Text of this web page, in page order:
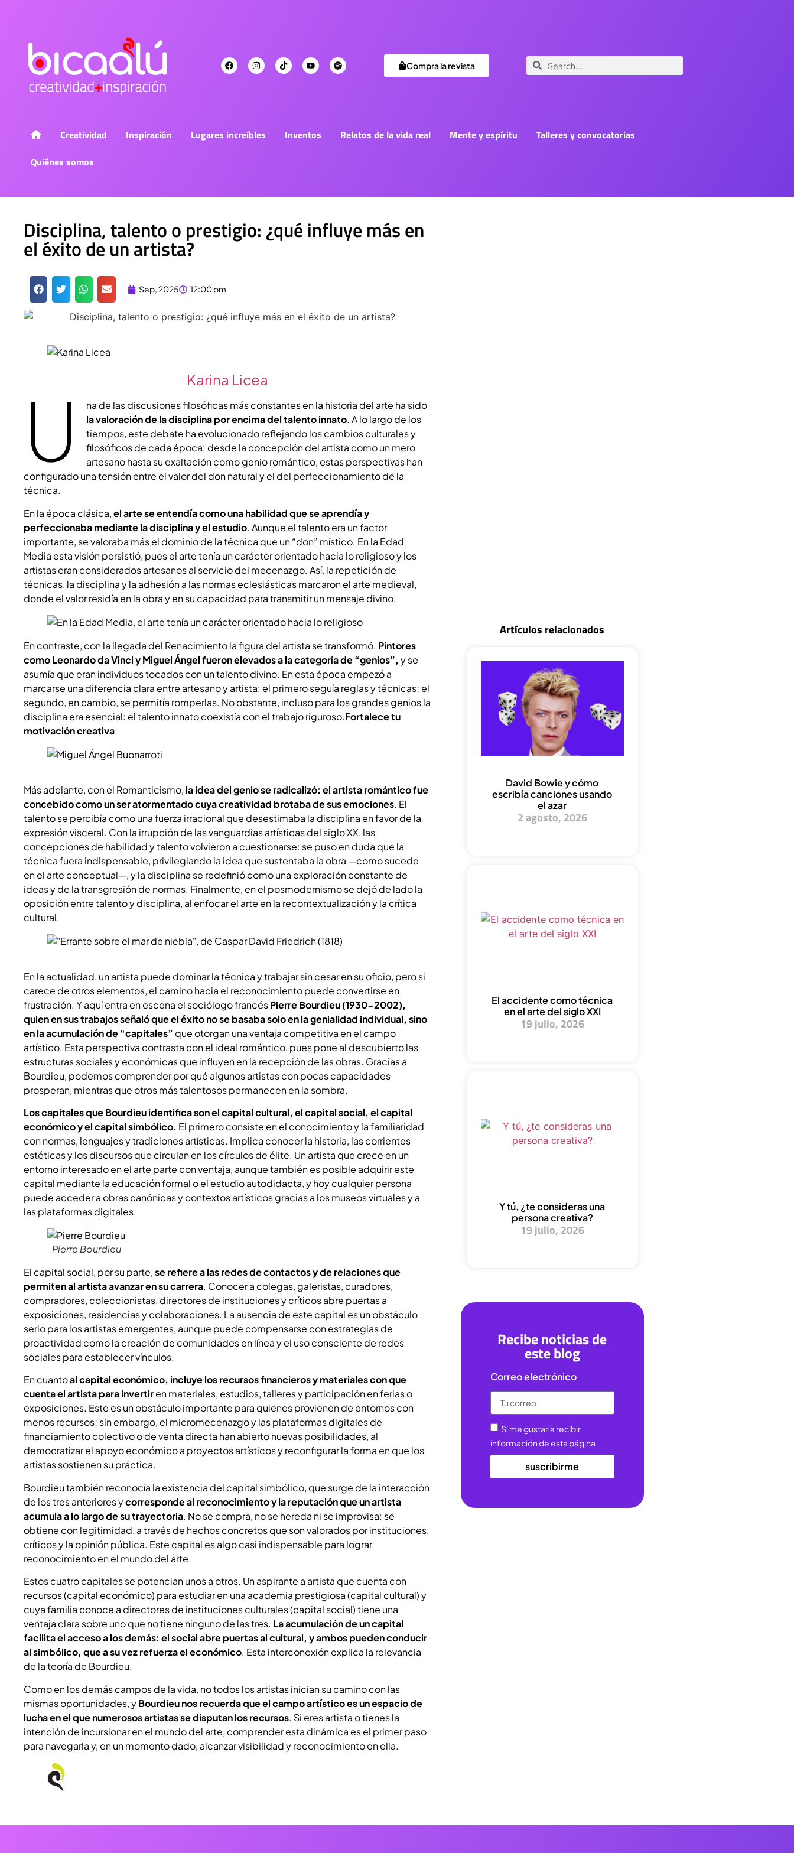
Compra la revista
Creatividad Inspiración Lugares increíbles Inventos Relatos de la vida real Mente y espíritu
Talleres y convocatorias
Quiénes somos
Disciplina, talento o prestigio: ¿qué influye más en
el éxito de un artista?
Sep, 2025 12:00 pm
Karina Licea
U
na de las discusiones filosóficas más constantes en la historia del arte ha sido
la valoración de la disciplina por encima del talento innato. A lo largo de los
tiempos, este debate ha evolucionado reflejando los cambios culturales y
filosóficos de cada época: desde la concepción del artista como un mero
artesano hasta su exaltación como genio romántico, estas perspectivas han
configurado una tensión entre el valor del don natural y el del perfeccionamiento de la
técnica.
En la época clásica,el arte se entendía como una habilidad que se aprendía y
perfeccionaba mediante la disciplina y el estudio. Aunque el talento era un factor
importante, se valoraba más el dominio de la técnica que un “don” místico. En la Edad
Media esta visión persistió, pues el arte tenía un carácter orientado hacia lo religioso y los
artistas eran considerados artesanos al servicio del mecenazgo. Así, la repetición de
técnicas, la disciplina y la adhesión a las normas eclesiásticas marcaron el arte medieval,
donde el valor residía en la obra y en su capacidad para transmitir un mensaje divino.
En contraste, con la llegada del Renacimiento la figura del artista se transformó. Pintores
como Leonardo da Vinci y Miguel Ángel fueron elevados a la categoría de “genios”, y se
asumía que eran individuos tocados con un talento divino. En esta época empezó a
marcarse una diferencia clara entre artesano y artista: el primero seguía reglas y técnicas; el
segundo, en cambio, se permitía romperlas. No obstante, incluso para los grandes genios la
disciplina era esencial: el talento innato coexistía con el trabajo riguroso.Fortalece tu
motivación creativa
Más adelante, con el Romanticismo, la idea del genio se radicalizó: el artista romántico fue
concebido como un ser atormentado cuya creatividad brotaba de sus emociones. El
talento se percibía como una fuerza irracional que desestimaba la disciplina en favor de la
expresión visceral. Con la irrupción de las vanguardias artísticas del siglo XX, las
concepciones de habilidad y talento volvieron a cuestionarse: se puso en duda que la
técnica fuera indispensable, privilegiando la idea que sustentaba la obra —como sucede
en el arte conceptual—, y la disciplina se redefinió como una exploración constante de
ideas y de la transgresión de normas. Finalmente, en el posmodernismo se dejó de lado la
oposición entre talento y disciplina, al enfocar el arte en la recontextualización y la crítica
cultural.
En la actualidad, un artista puede dominar la técnica y trabajar sin cesar en su oficio, pero si
carece de otros elementos, el camino hacia el reconocimiento puede convertirse en
frustración. Y aquí entra en escena el sociólogo francésPierre Bourdieu (1930-2002),
quien en sus trabajos señaló que el éxito no se basaba solo en la genialidad individual, sino
en la acumulación de “capitales” que otorgan una ventaja competitiva en el campo
artístico. Esta perspectiva contrasta con el ideal romántico, pues pone al descubierto las
estructuras sociales y económicas que influyen en la recepción de las obras. Gracias a
Bourdieu, podemos comprender por qué algunos artistas con pocas capacidades
prosperan, mientras que otros más talentosos permanecen en la sombra.
Los capitales que Bourdieu identifica son el capital cultural, el capital social, el capital
económico y el capital simbólico. El primero consiste en el conocimiento y la familiaridad
con normas, lenguajes y tradiciones artísticas. Implica conocer la historia, las corrientes
estéticas y los discursos que circulan en los círculos de élite. Un artista que crece en un
entorno interesado en el arte parte con ventaja, aunque también es posible adquirir este
capital mediante la educación formal o el estudio autodidacta, y hoy cualquier persona
puede acceder a obras canónicas y contextos artísticos gracias a los museos virtuales y a
las plataformas digitales.
Pierre Bourdieu
El capital social, por su parte,se refiere a las redes de contactos y de relaciones que
permiten al artista avanzar en su carrera. Conocer a colegas, galeristas, curadores,
compradores, coleccionistas, directores de instituciones y críticos abre puertas a
exposiciones, residencias y colaboraciones. La ausencia de este capital es un obstáculo
serio para los artistas emergentes, aunque puede compensarse con estrategias de
proactividad como la creación de comunidades en línea y el uso consciente de redes
sociales para establecer vínculos.
En cuantoal capital económico, incluye los recursos financieros y materiales con que
cuenta el artista para invertiren materiales, estudios, talleres y participación en ferias o
exposiciones. Este es un obstáculo importante para quienes provienen de entornos con
menos recursos; sin embargo, el micromecenazgo y las plataformas digitales de
financiamiento colectivo o de venta directa han abierto nuevas posibilidades, al
democratizar el apoyo económico a proyectos artísticos y reconfigurar la forma en que los
artistas sostienen su práctica.
Bourdieu también reconocía la existencia del capital simbólico, que surge de la interacción
de los tres anteriores ycorresponde al reconocimiento y la reputación que un artista
acumula a lo largo de su trayectoria. No se compra, no se hereda ni se improvisa: se
obtiene con legitimidad, a través de hechos concretos que son valorados por instituciones,
críticos y la opinión pública. Este capital es algo casi indispensable para lograr
reconocimiento en el mundo del arte.
Estos cuatro capitales se potencian unos a otros. Un aspirante a artista que cuenta con
recursos (capital económico) para estudiar en una academia prestigiosa (capital cultural) y
cuya familia conoce a directores de instituciones culturales (capital social) tiene una
ventaja clara sobre uno que no tiene ninguno de las tres. La acumulación de un capital
facilita el acceso a los demás: el social abre puertas al cultural, y ambos pueden conducir
al simbólico, que a su vez refuerza el económico. Esta interconexión explica la relevancia
de la teoría de Bourdieu.
Como en los demás campos de la vida, no todos los artistas inician su camino con las
mismas oportunidades, yBourdieu nos recuerda que el campo artístico es un espacio de
lucha en el que numerosos artistas se disputan los recursos. Si eres artista o tienes la
intención de incursionar en el mundo del arte, comprender esta dinámica es el primer paso
para navegarla y, en un momento dado, alcanzar visibilidad y reconocimiento en ella.
Artículos relacionados
David Bowie y cómo
escribía canciones usando
el azar
2 agosto, 2026
El accidente como técnica
en el arte del siglo XXI
19 julio, 2026
Y tú, ¿te consideras una
persona creativa?
19 julio, 2026
Recibe noticias de
este blog
Correo electrónico
Sí me gustaría recibir
información de esta página
suscribirme